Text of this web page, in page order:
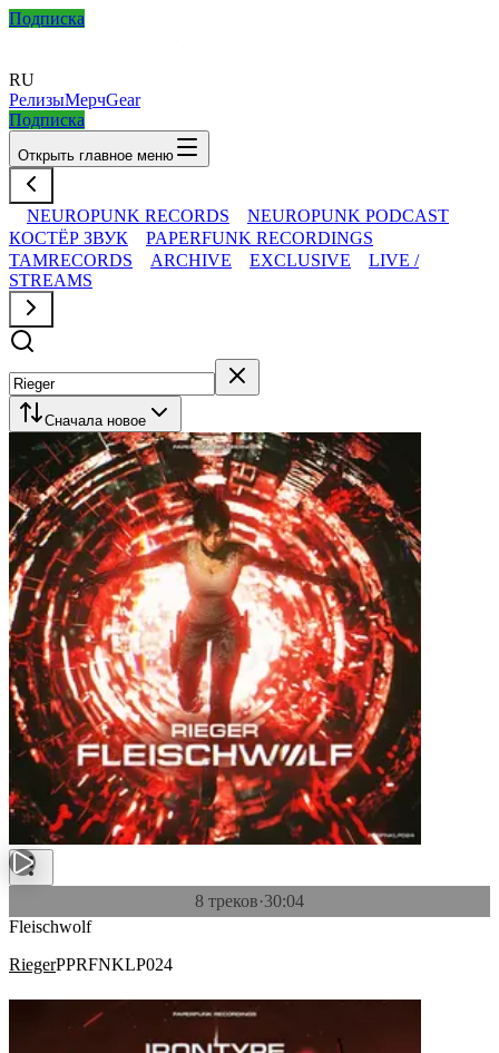
Подписка
RU
РелизыМерчGear
Подписка
Открыть главное меню
NEUROPUNK RECORDS
NEUROPUNK PODCAST
КОСТЁР ЗВУК
PAPERFUNK RECORDINGS
TAMRECORDS
ARCHIVE EXCLUSIVE
LIVE /
STREAMS
Сначала новое
8 треков·30:04
Fleischwolf
RiegerPPRFNKLP024